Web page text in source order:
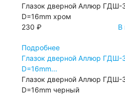
Глазок дверной Аллюр
D=16mm хром
230 ₽
В
Подробнее
Глазок дверной Аллюр
D=16mm...
Глазок дверной Аллюр
D=16mm черный